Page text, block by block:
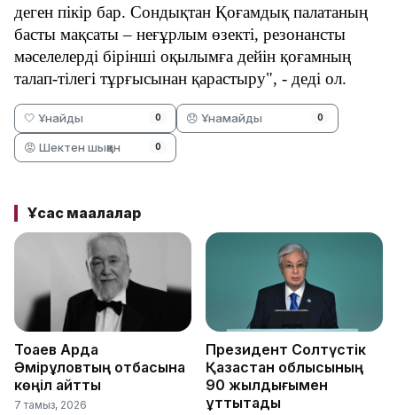
деген пікір бар. Сондықтан Қоғамдық палатаның
басты мақсаты – неғұрлым өзекті, резонансты
мәселелерді бірінші оқылымға дейін қоғамның
талап-тілегі тұрғысынан қарастыру", - деді ол.
🤍 Ұнайды 0 😞 Ұнамайды 0
😡 Шектен шыққан 0
Ұқсас мақалалар
Тоқаев Ардақ
Әмірқұловтың отбасына
көңіл айтты
7 тамыз, 2026
Президент Солтүстік
Қазақстан облысының
90 жылдығымен
құттықтады